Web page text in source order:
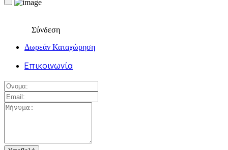
Σύνδεση
Δωρεάν Καταχώρηση
Επικοινωνία